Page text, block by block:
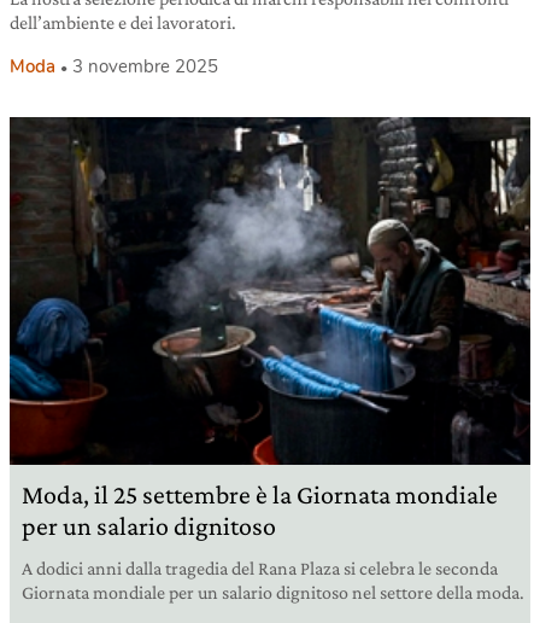
dell’ambiente e dei lavoratori.
Moda 3 novembre 2025
Moda, il 25 settembre è la Giornata mondiale
per un salario dignitoso
A dodici anni dalla tragedia del Rana Plaza si celebra le seconda
Giornata mondiale per un salario dignitoso nel settore della moda.